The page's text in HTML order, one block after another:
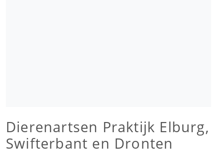
Dierenartsen Praktijk Elburg,
Swifterbant en Dronten